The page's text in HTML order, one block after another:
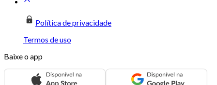
Política de privacidade
Termos de uso
Baixe o app